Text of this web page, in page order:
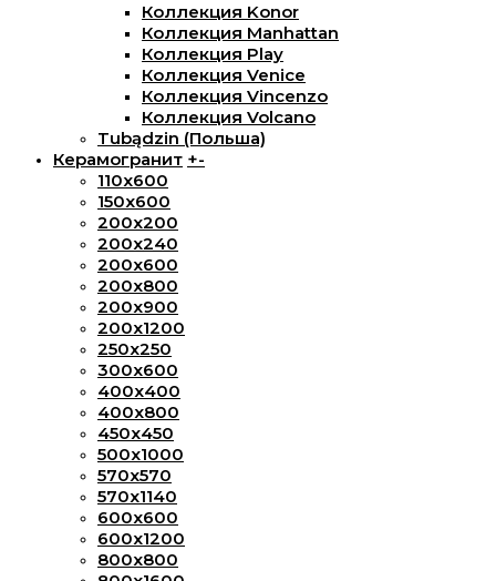
Коллекция Konor
Коллекция Manhattan
Коллекция Play
Коллекция Venice
Коллекция Vincenzo
Коллекция Volcano
Tubądzin (Польша)
Керамогранит +-
110x600
150х600
200x200
200х240
200х600
200х800
200х900
200х1200
250x250
300х600
400х400
400х800
450х450
500х1000
570х570
570х1140
600х600
600х1200
800х800